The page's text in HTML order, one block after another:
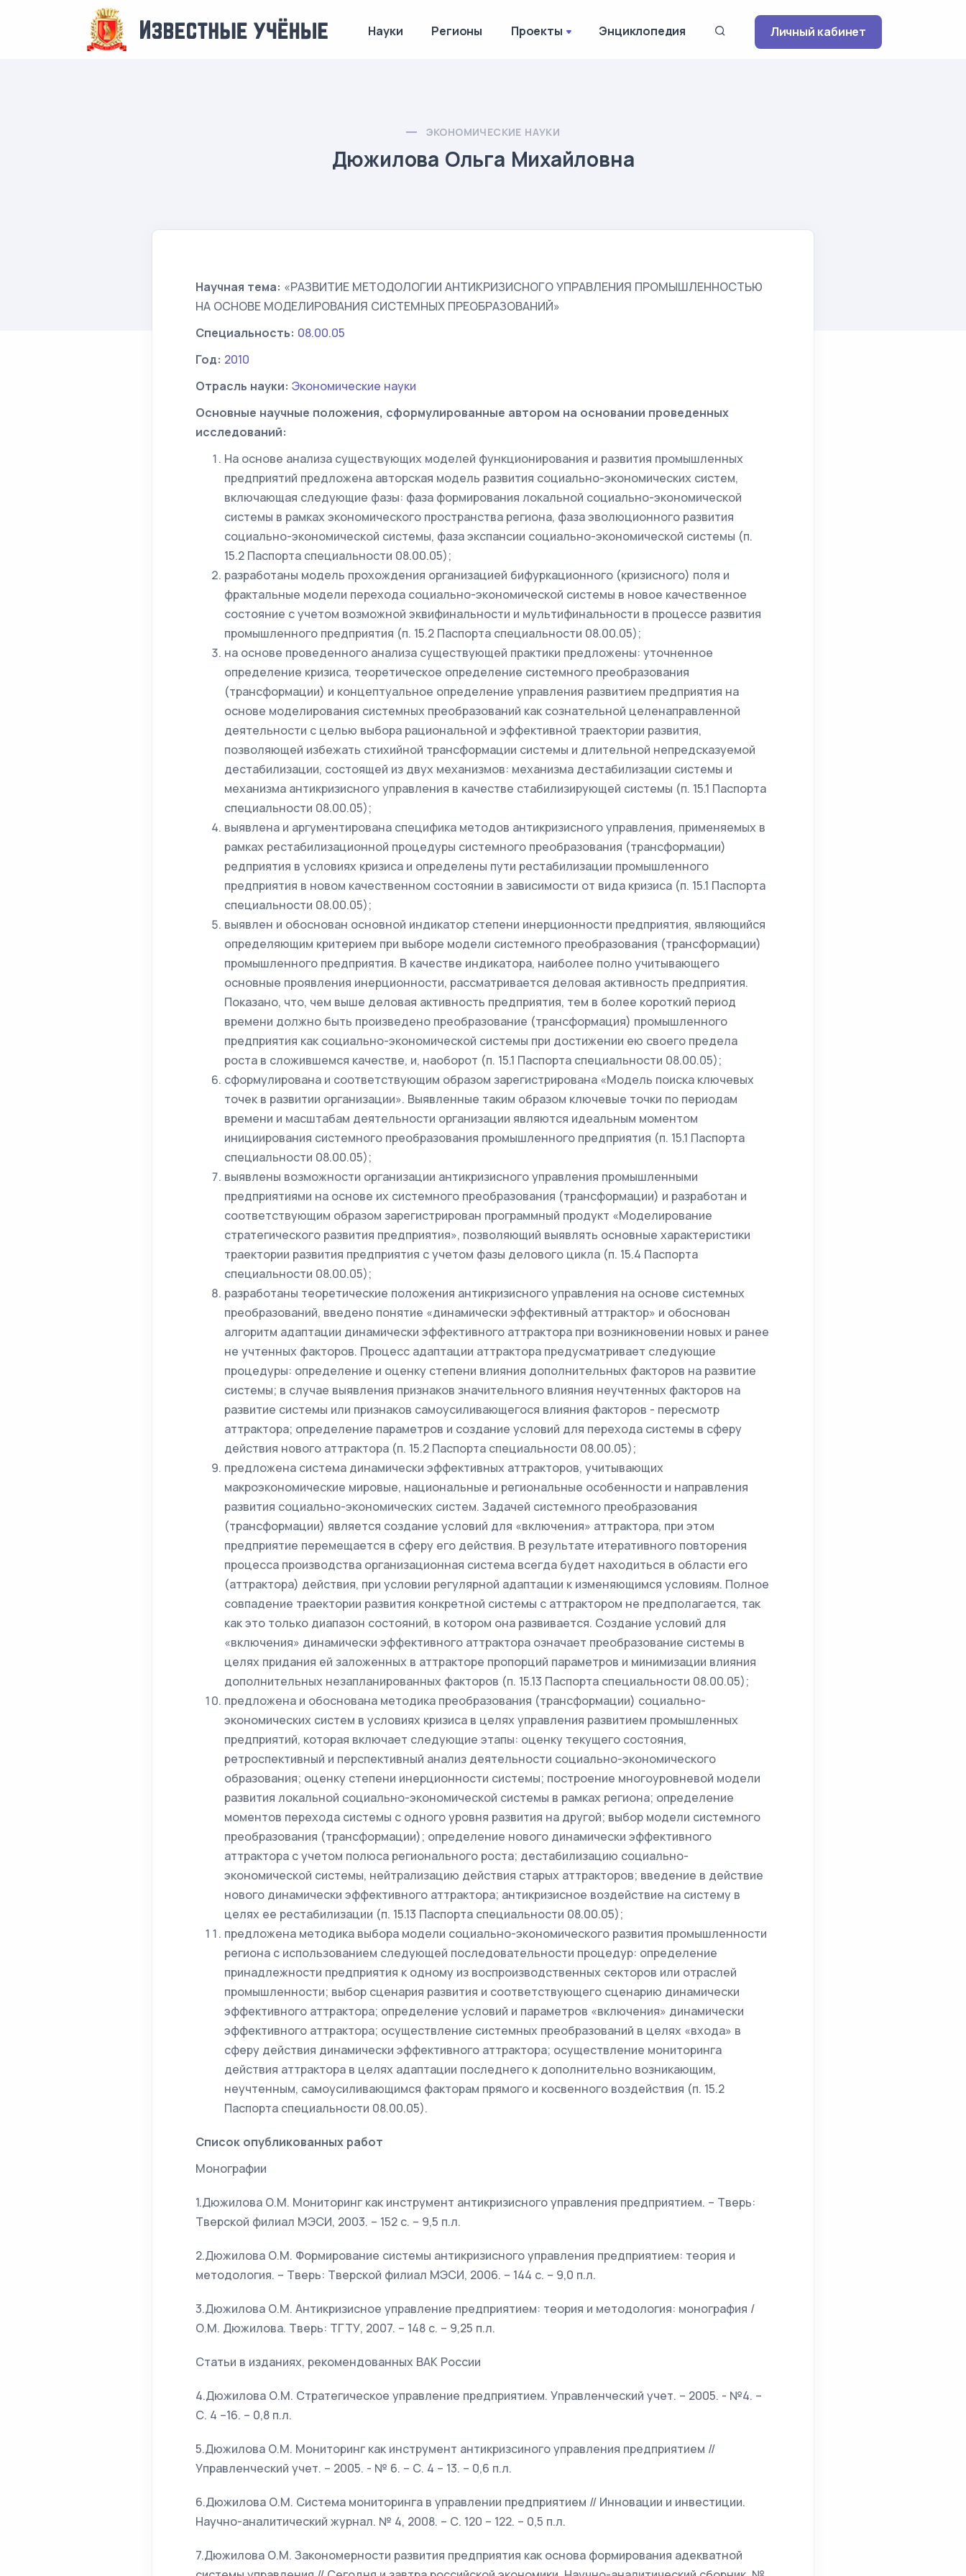
Науки Регионы Проекты Энциклопедия Личный кабинет
ЭКОНОМИЧЕСКИЕ НАУКИ
Дюжилова Ольга Михайловна
Научная тема: «РАЗВИТИЕ МЕТОДОЛОГИИ АНТИКРИЗИСНОГО УПРАВЛЕНИЯ ПРОМЫШЛЕННОСТЬЮ
НА ОСНОВЕ МОДЕЛИРОВАНИЯ СИСТЕМНЫХ ПРЕОБРАЗОВАНИЙ»
Специальность: 08.00.05
Год: 2010
Отрасль науки: Экономические науки
Основные научные положения, сформулированные автором на основании проведенных
исследований:
На основе анализа существующих моделей функционирования и развития промышленных
предприятий предложена авторская модель развития социально-экономических систем,
включающая следующие фазы: фаза формирования локальной социально-экономической
системы в рамках экономического пространства региона, фаза эволюционного развития
социально-экономической системы, фаза экспансии социально-экономической системы (п.
15.2 Паспорта специальности 08.00.05);
разработаны модель прохождения организацией бифуркационного (кризисного) поля и
фрактальные модели перехода социально-экономической системы в новое качественное
состояние с учетом возможной эквифинальности и мультифинальности в процессе развития
промышленного предприятия (п. 15.2 Паспорта специальности 08.00.05);
на основе проведенного анализа существующей практики предложены: уточненное
определение кризиса, теоретическое определение системного преобразования
(трансформации) и концептуальное определение управления развитием предприятия на
основе моделирования системных преобразований как сознательной целенаправленной
деятельности с целью выбора рациональной и эффективной траектории развития,
позволяющей избежать стихийной трансформации системы и длительной непредсказуемой
дестабилизации, состоящей из двух механизмов: механизма дестабилизации системы и
механизма антикризисного управления в качестве стабилизирующей системы (п. 15.1 Паспорта
специальности 08.00.05);
выявлена и аргументирована специфика методов антикризисного управления, применяемых в
рамках рестабилизационной процедуры системного преобразования (трансформации)
редприятия в условиях кризиса и определены пути рестабилизации промышленного
предприятия в новом качественном состоянии в зависимости от вида кризиса (п. 15.1 Паспорта
специальности 08.00.05);
выявлен и обоснован основной индикатор степени инерционности предприятия, являющийся
определяющим критерием при выборе модели системного преобразования (трансформации)
промышленного предприятия. В качестве индикатора, наиболее полно учитывающего
основные проявления инерционности, рассматривается деловая активность предприятия.
Показано, что, чем выше деловая активность предприятия, тем в более короткий период
времени должно быть произведено преобразование (трансформация) промышленного
предприятия как социально-экономической системы при достижении ею своего предела
роста в сложившемся качестве, и, наоборот (п. 15.1 Паспорта специальности 08.00.05);
сформулирована и соответствующим образом зарегистрирована «Модель поиска ключевых
точек в развитии организации». Выявленные таким образом ключевые точки по периодам
времени и масштабам деятельности организации являются идеальным моментом
инициирования системного преобразования промышленного предприятия (п. 15.1 Паспорта
специальности 08.00.05);
выявлены возможности организации антикризисного управления промышленными
предприятиями на основе их системного преобразования (трансформации) и разработан и
соответствующим образом зарегистрирован программный продукт «Моделирование
стратегического развития предприятия», позволяющий выявлять основные характеристики
траектории развития предприятия с учетом фазы делового цикла (п. 15.4 Паспорта
специальности 08.00.05);
разработаны теоретические положения антикризисного управления на основе системных
преобразований, введено понятие «динамически эффективный аттрактор» и обоснован
алгоритм адаптации динамически эффективного аттрактора при возникновении новых и ранее
не учтенных факторов. Процесс адаптации аттрактора предусматривает следующие
процедуры: определение и оценку степени влияния дополнительных факторов на развитие
системы; в случае выявления признаков значительного влияния неучтенных факторов на
развитие системы или признаков самоусиливающегося влияния факторов - пересмотр
аттрактора; определение параметров и создание условий для перехода системы в сферу
действия нового аттрактора (п. 15.2 Паспорта специальности 08.00.05);
предложена система динамически эффективных аттракторов, учитывающих
макроэкономические мировые, национальные и региональные особенности и направления
развития социально-экономических систем. Задачей системного преобразования
(трансформации) является создание условий для «включения» аттрактора, при этом
предприятие перемещается в сферу его действия. В результате итеративного повторения
процесса производства организационная система всегда будет находиться в области его
(аттрактора) действия, при условии регулярной адаптации к изменяющимся условиям. Полное
совпадение траектории развития конкретной системы с аттрактором не предполагается, так
как это только диапазон состояний, в котором она развивается. Создание условий для
«включения» динамически эффективного аттрактора означает преобразование системы в
целях придания ей заложенных в аттракторе пропорций параметров и минимизации влияния
дополнительных незапланированных факторов (п. 15.13 Паспорта специальности 08.00.05);
предложена и обоснована методика преобразования (трансформации) социально-
экономических систем в условиях кризиса в целях управления развитием промышленных
предприятий, которая включает следующие этапы: оценку текущего состояния,
ретроспективный и перспективный анализ деятельности социально-экономического
образования; оценку степени инерционности системы; построение многоуровневой модели
развития локальной социально-экономической системы в рамках региона; определение
моментов перехода системы с одного уровня развития на другой; выбор модели системного
преобразования (трансформации); определение нового динамически эффективного
аттрактора с учетом полюса регионального роста; дестабилизацию социально-
экономической системы, нейтрализацию действия старых аттракторов; введение в действие
нового динамически эффективного аттрактора; антикризисное воздействие на систему в
целях ее рестабилизации (п. 15.13 Паспорта специальности 08.00.05);
предложена методика выбора модели социально-экономического развития промышленности
региона с использованием следующей последовательности процедур: определение
принадлежности предприятия к одному из воспроизводственных секторов или отраслей
промышленности; выбор сценария развития и соответствующего сценарию динамически
эффективного аттрактора; определение условий и параметров «включения» динамически
эффективного аттрактора; осуществление системных преобразований в целях «входа» в
сферу действия динамически эффективного аттрактора; осуществление мониторинга
действия аттрактора в целях адаптации последнего к дополнительно возникающим,
неучтенным, самоусиливающимся факторам прямого и косвенного воздействия (п. 15.2
Паспорта специальности 08.00.05).
Список опубликованных работ
Монографии
1.Дюжилова О.М. Мониторинг как инструмент антикризисного управления предприятием. – Тверь:
Тверской филиал МЭСИ, 2003. – 152 с. – 9,5 п.л.
2.Дюжилова О.М. Формирование системы антикризисного управления предприятием: теория и
методология. – Тверь: Тверской филиал МЭСИ, 2006. – 144 с. – 9,0 п.л.
3.Дюжилова О.М. Антикризисное управление предприятием: теория и методология: монография /
О.М. Дюжилова. Тверь: ТГТУ, 2007. – 148 с. – 9,25 п.л.
Статьи в изданиях, рекомендованных ВАК России
4.Дюжилова О.М. Стратегическое управление предприятием. Управленческий учет. – 2005. - №4. –
С. 4 –16. – 0,8 п.л.
5.Дюжилова О.М. Мониторинг как инструмент антикризсиного управления предприятием //
Управленческий учет. – 2005. - № 6. – С. 4 – 13. – 0,6 п.л.
6.Дюжилова О.М. Система мониторинга в управлении предприятием // Инновации и инвестиции.
Научно-аналитический журнал. № 4, 2008. – С. 120 – 122. – 0,5 п.л.
7.Дюжилова О.М. Закономерности развития предприятия как основа формирования адекватной